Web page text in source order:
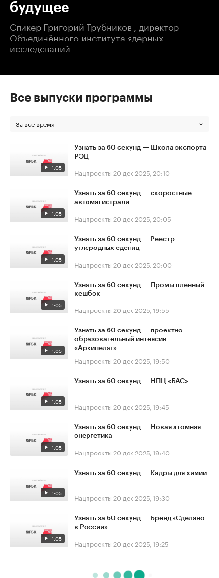
будущее
Спикер Григорий Трубников , директор
Объединённого института ядерных
исследований
Все выпуски программы
За все время
1:05
Узнать за 60 секунд — Школа экспорта
РЭЦ
Нацпроекты 20 дек 2025, 20:10
1:05
Узнать за 60 секунд — скоростные
автомагистрали
Нацпроекты 20 дек 2025, 20:05
1:05
Узнать за 60 секунд — Реестр
углеродных едениц
Нацпроекты 20 дек 2025, 20:00
1:05
Узнать за 60 секунд — Промышленный
кешбэк
Нацпроекты 20 дек 2025, 19:55
1:05
Узнать за 60 секунд — проектно-
образовательный интенсив
«Архипелаг»
Нацпроекты 20 дек 2025, 19:50
1:05
Узнать за 60 секунд — НПЦ «БАС»
Нацпроекты 20 дек 2025, 19:45
1:05
Узнать за 60 секунд — Новая атомная
энергетика
Нацпроекты 20 дек 2025, 19:40
1:05
Узнать за 60 секунд — Кадры для химии
Нацпроекты 20 дек 2025, 19:30
1:05
Узнать за 60 секунд — Бренд «Сделано
в России»
Нацпроекты 20 дек 2025, 19:25